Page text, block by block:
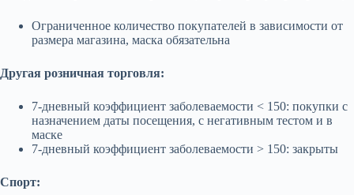
Ограниченное количество покупателей в зависимости от
размера магазина, маска обязательна
Другая розничная торговля:
7-дневный коэффициент заболеваемости < 150: покупки с
назначением даты посещения, с негативным тестом и в
маске
7-дневный коэффициент заболеваемости > 150: закрыты
Спорт: